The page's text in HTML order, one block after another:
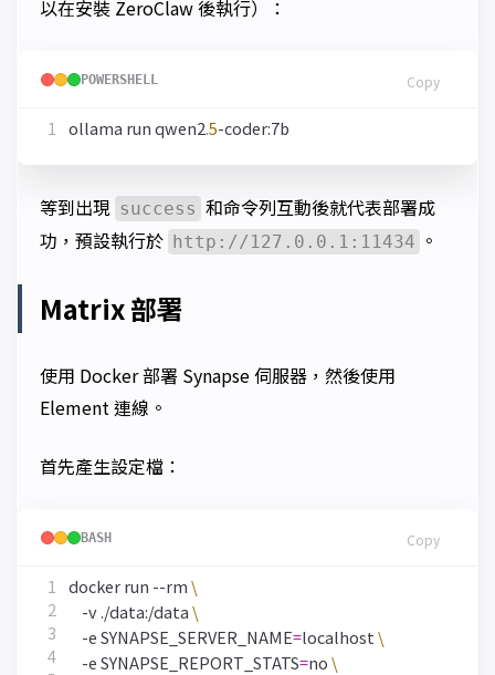
以在安裝 ZeroClaw 後執行）：
POWERSHELL Copy
ollama run qwen2.5-coder:7b
等到出現 success 和命令列互動後就代表部署成
功，預設執行於 http://127.0.0.1:11434 。
Matrix 部署
使用 Docker 部署 Synapse 伺服器，然後使用
Element 連線。
首先產生設定檔：
BASH Copy
4
docker run --rm
    -v ./data:/data
    -e
SYNAPSE_SERVER_NAME=localhost
    -e
SYNAPSE_REPORT_STATS=no